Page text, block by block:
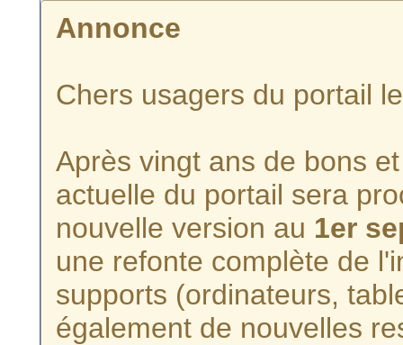
Annonce
Chers usagers du portail
Après vingt ans de bons
actuelle du portail sera
nouvelle version au 1er
une refonte complète de
supports (ordinateurs,
également de nouvelles